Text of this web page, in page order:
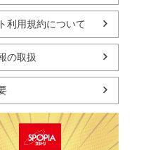
ード
フトボール
ングラス
ル用品
品
ゴルフ
利用規約について
の取扱